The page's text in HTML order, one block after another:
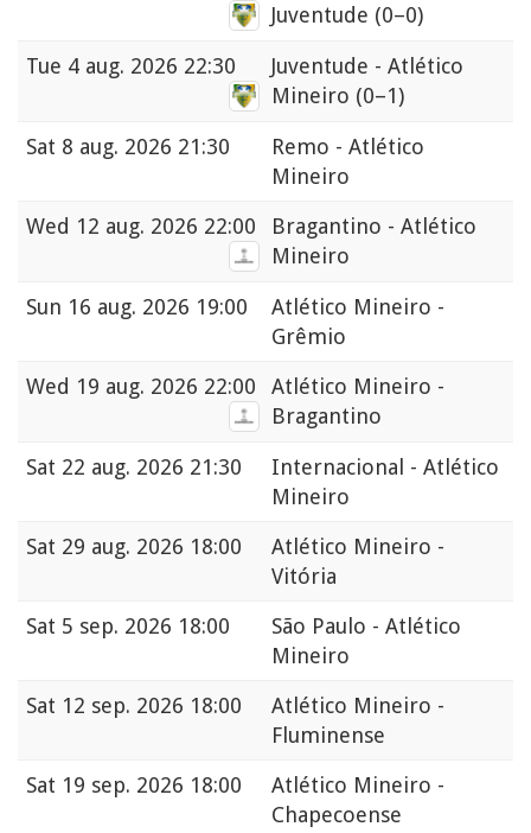
Juventude (0–0)
Tue 4 aug. 2026 22:30
Juventude - Atlético
Mineiro (0–1)
Sat 8 aug. 2026 21:30
Remo - Atlético
Mineiro
Wed 12 aug. 2026 22:00
Bragantino - Atlético
Mineiro
Sun 16 aug. 2026 19:00
Atlético Mineiro -
Grêmio
Wed 19 aug. 2026 22:00
Atlético Mineiro -
Bragantino
Sat 22 aug. 2026 21:30
Internacional - Atlético
Mineiro
Sat 29 aug. 2026 18:00
Atlético Mineiro -
Vitória
Sat 5 sep. 2026 18:00
São Paulo - Atlético
Mineiro
Sat 12 sep. 2026 18:00
Atlético Mineiro -
Fluminense
Sat 19 sep. 2026 18:00
Atlético Mineiro -
Chapecoense